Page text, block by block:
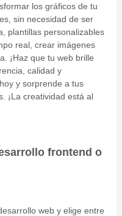
los gráficos de tu
sin necesidad de ser
plantillas personalizables
real, crear imágenes
¡Haz que tu web brille
calidad y
y sorprende a tus
¡La creatividad está al
frontend o
web y elige entre